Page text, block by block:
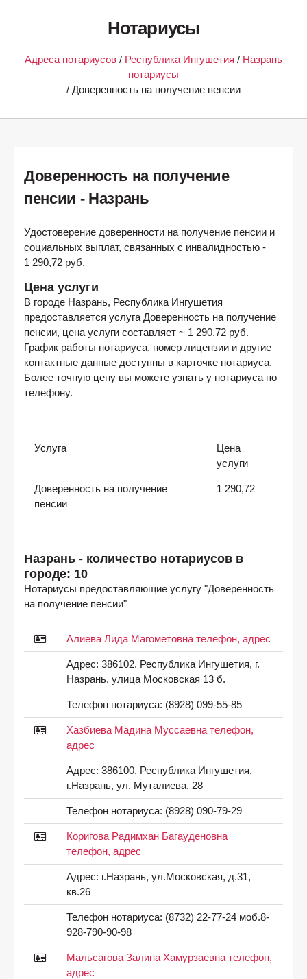
Нотариусы
Адреса нотариусов / Республика Ингушетия / Назрань
нотариусы
/ Доверенность на получение пенсии
Доверенность на получение
пенсии - Назрань
Удостоверение доверенности на получение пенсии и
социальных выплат, связанных с инвалидностью -
1 290,72 руб.
Цена услуги
В городе Назрань, Республика Ингушетия
предоставляется услуга Доверенность на получение
пенсии, цена услуги составляет ~ 1 290,72 руб.
График работы нотариуса, номер лицензии и другие
контактные данные доступны в карточке нотариуса.
Более точную цену вы можете узнать у нотариуса по
телефону.
Услуга
Цена
услуги
Доверенность на получение
пенсии
1 290,72
Назрань - количество нотариусов в
городе: 10
Нотариусы предоставляющие услугу "Доверенность
на получение пенсии"
Алиева Лида Магометовна телефон, адрес
Адрес: 386102. Республика Ингушетия, г.
Назрань, улица Московская 13 б.
Телефон нотариуса: (8928) 099-55-85
Хазбиева Мадина Муссаевна телефон,
адрес
Адрес: 386100, Республика Ингушетия,
г.Назрань, ул. Муталиева, 28
Телефон нотариуса: (8928) 090-79-29
Коригова Радимхан Багауденовна
телефон, адрес
Адрес: г.Назрань, ул.Московская, д.31,
кв.26
Телефон нотариуса: (8732) 22-77-24 моб.8-
928-790-90-98
Мальсагова Залина Хамурзаевна телефон,
адрес